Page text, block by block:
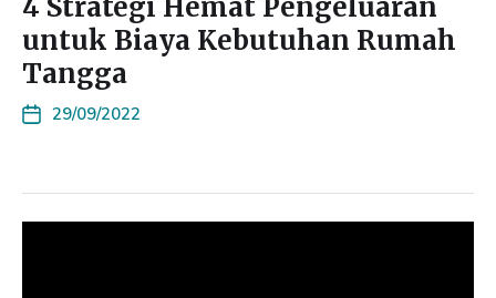
untuk Biaya Kebutuhan Rumah
Tangga
29/09/2022